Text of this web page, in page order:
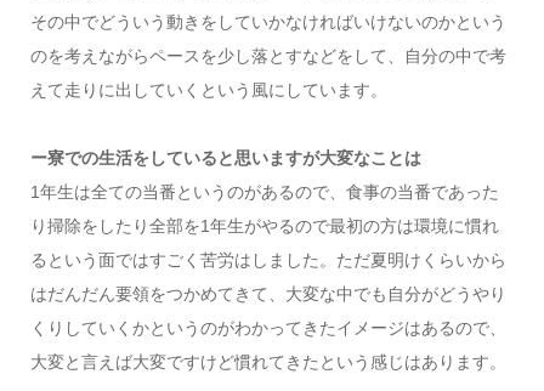
その中でどういう動きをしていかなければいけないのかという
のを考えながらペースを少し落とすなどをして、自分の中で考
えて走りに出していくという風にしています。
ー寮での生活をしていると思いますが大変なことは
1年生は全ての当番というのがあるので、食事の当番であった
り掃除をしたり全部を1年生がやるので最初の方は環境に慣れ
るという面ではすごく苦労はしました。ただ夏明けくらいから
はだんだん要領をつかめてきて、大変な中でも自分がどうやり
くりしていくかというのがわかってきたイメージはあるので、
大変と言えば大変ですけど慣れてきたという感じはあります。